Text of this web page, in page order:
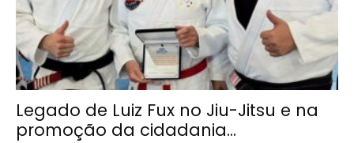
Legado de Luiz Fux no Jiu-Jitsu e na
promoção da cidadania...